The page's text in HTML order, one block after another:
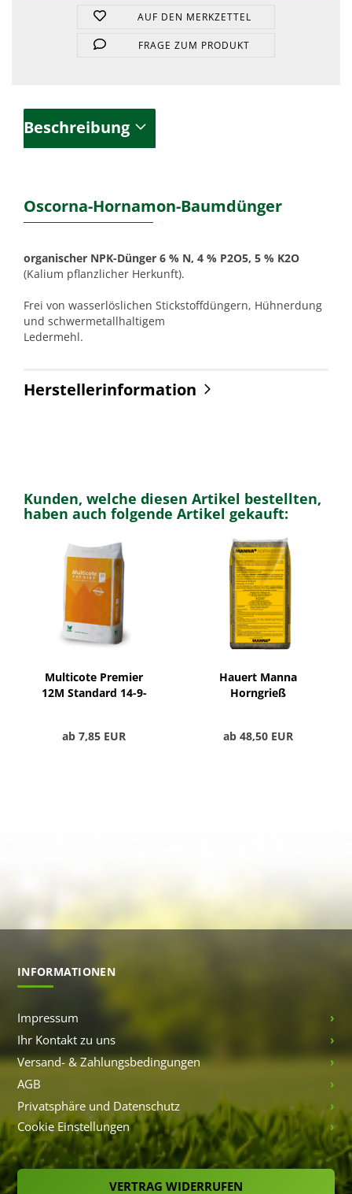
AUF DEN MERKZETTEL
FRAGE ZUM PRODUKT
Beschreibung
Oscorna-Hornamon-Baumdünger
organischer NPK-Dünger 6 % N, 4 % P2O5, 5 % K2O
(Kalium pflanzlicher Herkunft).
Frei von wasserlöslichen Stickstoffdüngern, Hühnerdung
und schwermetallhaltigem
Ledermehl.
Herstellerinformation
Kunden, welche diesen Artikel bestellten,
haben auch folgende Artikel gekauft:
Multicote Premier
12M Standard 14-9-
ab 7,85 EUR
Hauert Manna
Horngrieß
ab 48,50 EUR
INFORMATIONEN
Impressum
Ihr Kontakt zu uns
Versand- & Zahlungsbedingungen
AGB
Privatsphäre und Datenschutz
Cookie Einstellungen
VERTRAG WIDERRUFEN